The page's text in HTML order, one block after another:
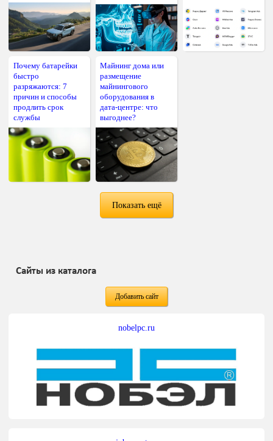
Почему батарейки
быстро
разряжаются: 7
причин и способы
продлить срок
службы
Майнинг дома или
размещение
майнингового
оборудования в
дата-центре: что
выгоднее?
Показать ещё
Сайты из каталога
Добавить сайт
nobelpc.ru